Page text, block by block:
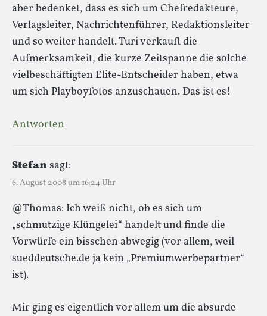
aber bedenket, dass es sich um Chefredakteure,
Verlagsleiter, Nachrichtenführer, Redaktionsleiter
und so weiter handelt. Turi verkauft die
Aufmerksamkeit, die kurze Zeitspanne die solche
vielbeschäftigten Elite-Entscheider haben, etwa
um sich Playboyfotos anzuschauen. Das ist es!
Antworten
Stefansagt:
6. August 2008 um 16:24 Uhr
@Thomas: Ich weiß nicht, ob es sich um
„schmutzige Klüngelei“ handelt und finde die
Vorwürfe ein bisschen abwegig (vor allem, weil
sueddeutsche.de ja kein „Premiumwerbepartner“
ist).
Mir ging es eigentlich vor allem um die absurde